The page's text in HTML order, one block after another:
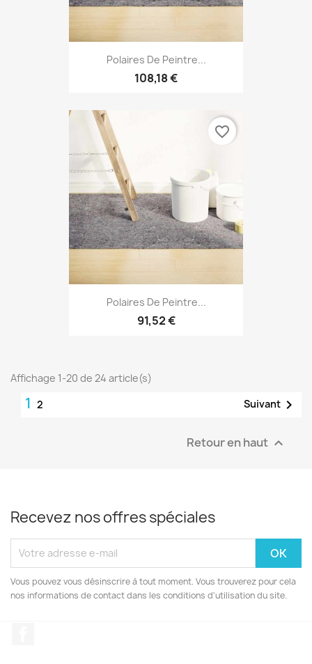
Polaires De Peintre...
108,18 €
Polaires De Peintre...
91,52 €
favorite_border
Affichage 1-20 de 24 article(s)
1 2 Suivant 
Retour en haut 
Recevez nos offres spéciales
Vous pouvez vous désinscrire à tout moment. Vous trouverez pour cela
nos informations de contact dans les conditions d'utilisation du site.